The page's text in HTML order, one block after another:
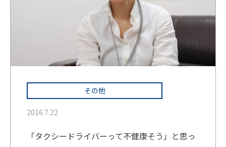
その他
2016.7.22
「タクシードライバーって不健康そう」と思っ